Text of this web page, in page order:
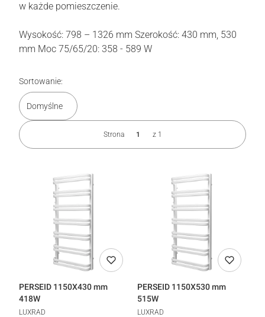
w każde pomieszczenie.
Wysokość: 798 – 1326 mm Szerokość: 430 mm, 530
mm Moc 75/65/20: 358 - 589 W
Lista produktów
Sortowanie:
Domyślne
Strona z 1
PERSEID 1150X430 mm
418W
LUXRAD
PERSEID 1150X530 mm
515W
LUXRAD